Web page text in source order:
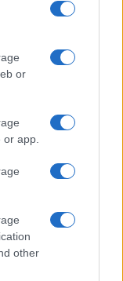
or
app.
other
dati
Italiana della